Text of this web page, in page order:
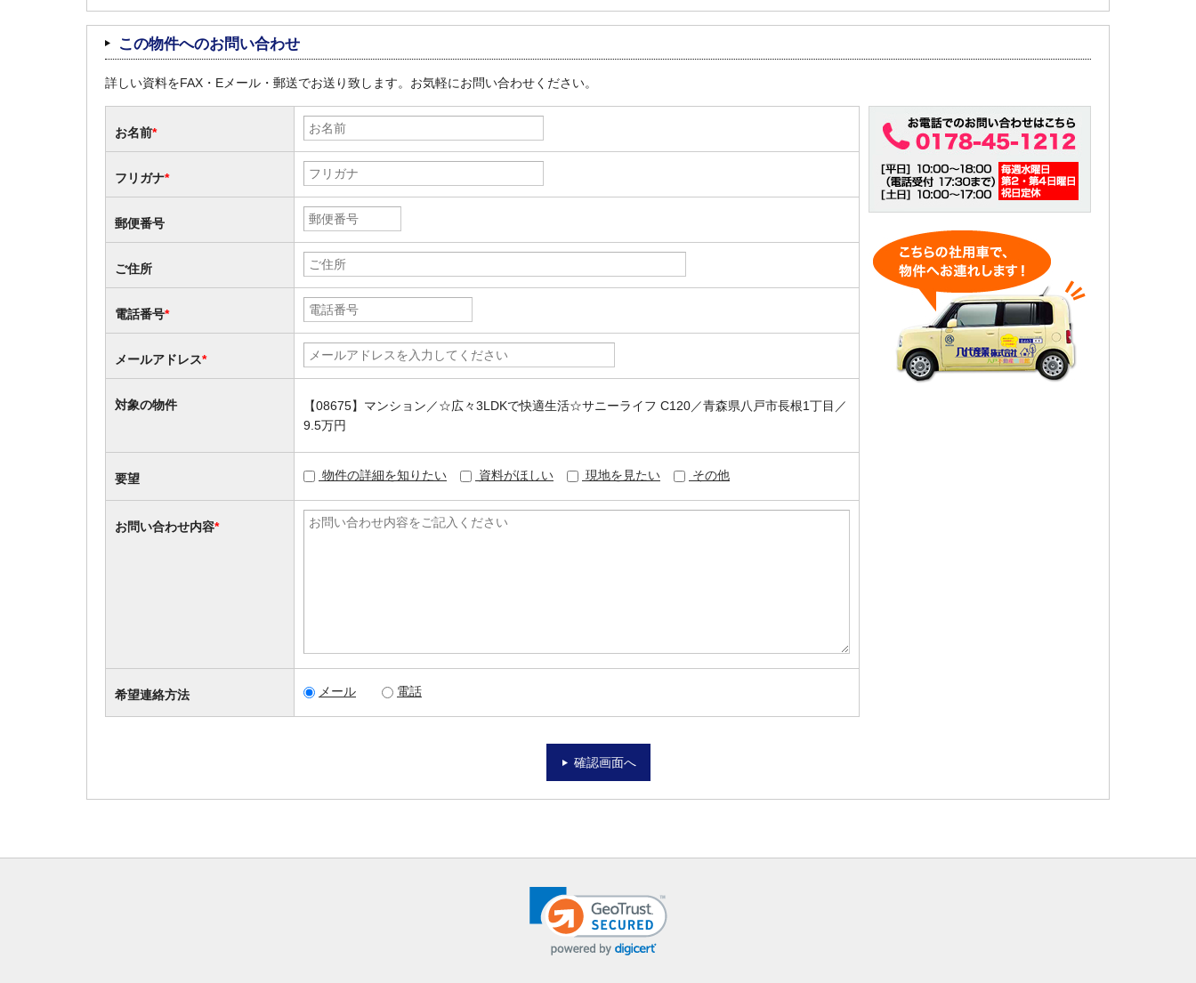
この物件へのお問い合わせ
詳しい資料をFAX・Eメール・郵送でお送り致します。お気軽にお問い合わせください。
お名前*
フリガナ*
郵便番号
ご住所
電話番号*
メールアドレス*
対象の物件
【08675】マンション／☆広々3LDKで快適生活☆サニーライフ C120／青森県八戸市長根1丁目／
9.5万円
要望 物件の詳細を知りたい 資料がほしい 現地を見たい その他
お問い合わせ内容*
希望連絡方法 メール 電話
確認画面へ